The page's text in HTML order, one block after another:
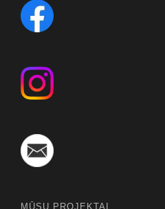
MŪSŲ PROJEKTAI